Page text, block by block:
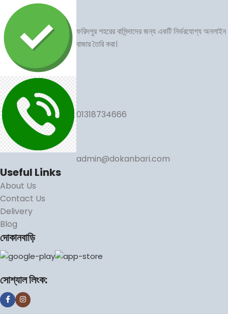
ফরিদপুর শহরের বাসিন্দাদের জন্য একটি নির্ভরযোগ্য অনলাইন
বাজার তৈরি করা।
01318734666
admin@dokanbari.com
Useful Links
About Us
Contact Us
Delivery
Blog
দোকানবাড়ি
সোশ্যাল লিংক: